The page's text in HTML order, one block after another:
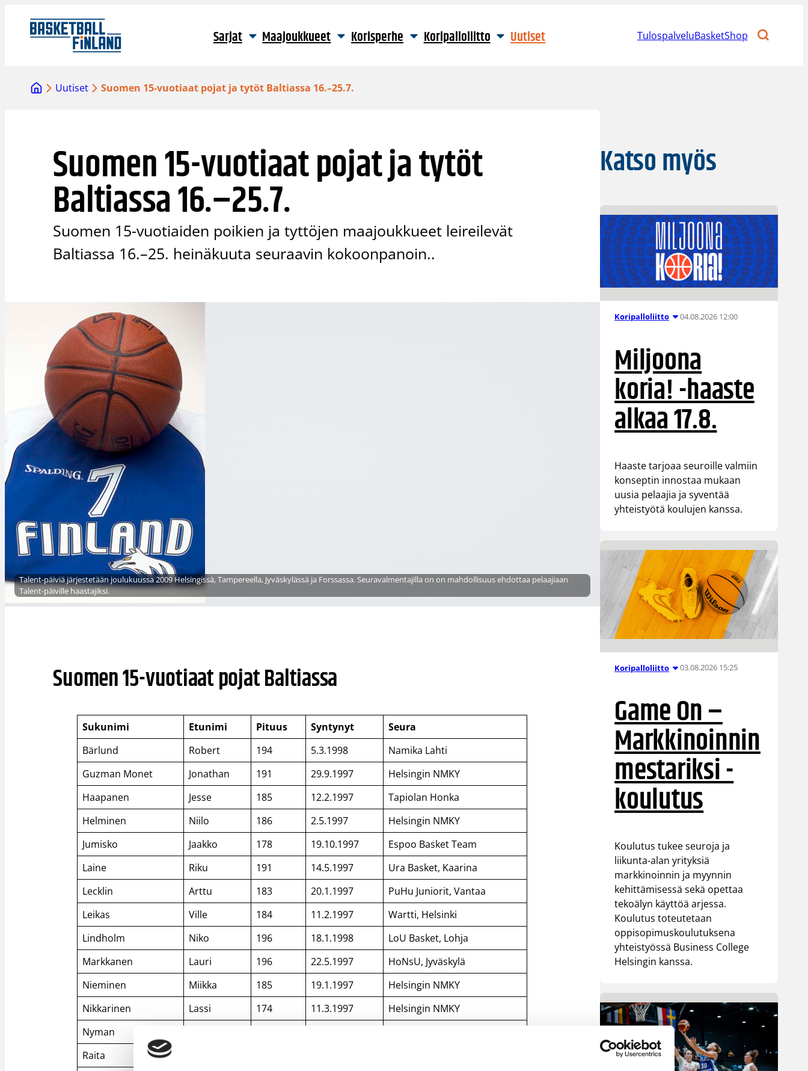
sisältöön
Sarjat Maajoukkueet Korisperhe Koripalloliitto Uutiset TulospalveluBasketShop
Uutiset Suomen 15-vuotiaat pojat ja tytöt Baltiassa 16.–25.7.
Suomen 15-vuotiaat pojat ja tytöt
Baltiassa 16.–25.7.
Suomen 15-vuotiaiden poikien ja tyttöjen maajoukkueet leireilevät
Baltiassa 16.–25. heinäkuuta seuraavin kokoonpanoin..
Talent-päiviä järjestetään joulukuussa 2009 Helsingissä, Tampereella, Jyväskylässä ja Forssassa. Seuravalmentajilla on on mahdollisuus ehdottaa pelaajiaan
Talent-päiville haastajiksi.
Suomen 15-vuotiaat pojat Baltiassa
Sukunimi Etunimi Pituus Syntynyt
Seura
Bärlund
Robert 194 5.3.1998
Namika Lahti
Guzman Monet
Jonathan 191 29.9.1997
Helsingin NMKY
Haapanen
Jesse 185 12.2.1997
Tapiolan Honka
Helminen
Niilo 186 2.5.1997
Helsingin NMKY
Jumisko
Jaakko 178 19.10.1997
Espoo Basket Team
Laine
Riku 191 14.5.1997
Ura Basket, Kaarina
Lecklin
Arttu 183 20.1.1997
PuHu Juniorit, Vantaa
Leikas
Ville 184 11.2.1997
Wartti, Helsinki
Lindholm
Niko 196 18.1.1998
LoU Basket, Lohja
Markkanen
Lauri 196 22.5.1997
HoNsU, Jyväskylä
Nieminen
Miikka 185 19.1.1997
Helsingin NMKY
Nikkarinen
Lassi 174 11.3.1997
Helsingin NMKY
Nyman
Raita
Katso myös
Koripalloliitto 04.08.2026 12:00
Miljoona
koria! -haaste
alkaa 17.8.
Haaste tarjoaa seuroille valmiin
konseptin innostaa mukaan
uusia pelaajia ja syventää
yhteistyötä koulujen kanssa.
Koripalloliitto 03.08.2026 15:25
Game On –
Markkinoinnin
mestariksi -
koulutus
Koulutus tukee seuroja ja
liikunta-alan yrityksiä
markkinoinnin ja myynnin
kehittämisessä sekä opettaa
tekoälyn käyttöä arjessa.
Koulutus toteutetaan
oppisopimuskoulutuksena
yhteistyössä Business College
Helsingin kanssa.